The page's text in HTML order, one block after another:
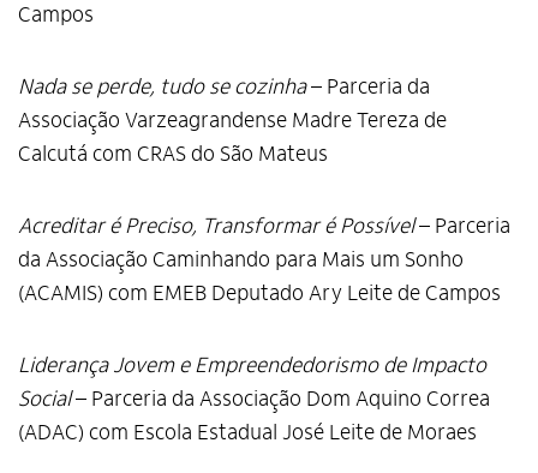
Campos
Nada se perde, tudo se cozinha– Parceria da
Associação Varzeagrandense Madre Tereza de
Calcutá com CRAS do São Mateus
Acreditar é Preciso, Transformar é Possível– Parceria
da Associação Caminhando para Mais um Sonho
(ACAMIS) com EMEB Deputado Ary Leite de Campos
Liderança Jovem e Empreendedorismo de Impacto
Social– Parceria da Associação Dom Aquino Correa
(ADAC) com Escola Estadual José Leite de Moraes